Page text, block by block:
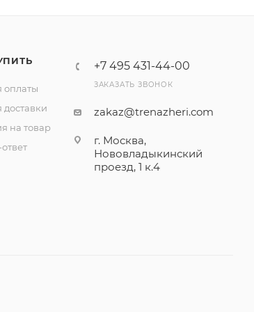
оплаты
доставки
на товар
+7 495 431-44-00
ЗАКАЗАТЬ ЗВОНОК
zakaz@trenazheri.com
г. Москва,
Нововладыкинский
проезд, 1 к.4